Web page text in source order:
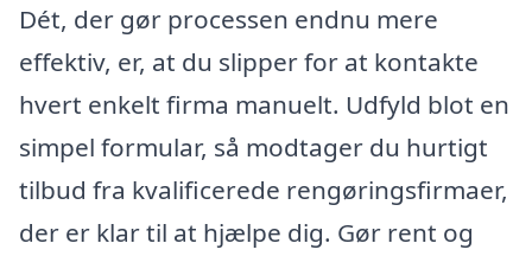
Dét, der gør processen endnu mere
effektiv, er, at du slipper for at kontakte
hvert enkelt firma manuelt. Udfyld blot en
simpel formular, så modtager du hurtigt
tilbud fra kvalificerede rengøringsfirmaer,
der er klar til at hjælpe dig. Gør rent og